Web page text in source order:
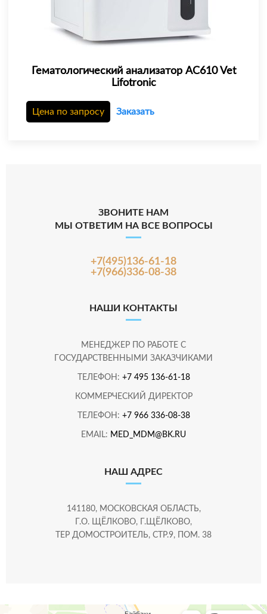
Гематологический анализатор AC610 Vet
Lifotronic
Цена по запросу Заказать
ЗВОНИТЕ НАМ
МЫ ОТВЕТИМ НА ВСЕ ВОПРОСЫ
+7(495)136-61-18
+7(966)336-08-38
НАШИ КОНТАКТЫ
МЕНЕДЖЕР ПО РАБОТЕ С
ГОСУДАРСТВЕННЫМИ ЗАКАЗЧИКАМИ
ТЕЛЕФОН: +7 495 136-61-18
КОММЕРЧЕСКИЙ ДИРЕКТОР
ТЕЛЕФОН: +7 966 336-08-38
EMAIL: MED_MDM@BK.RU
НАШ АДРЕС
141180, МОСКОВСКАЯ ОБЛАСТЬ,
Г.О. ЩЁЛКОВО, Г.ЩЁЛКОВО,
ТЕР ДОМОСТРОИТЕЛЬ, СТР.9, ПОМ. 38